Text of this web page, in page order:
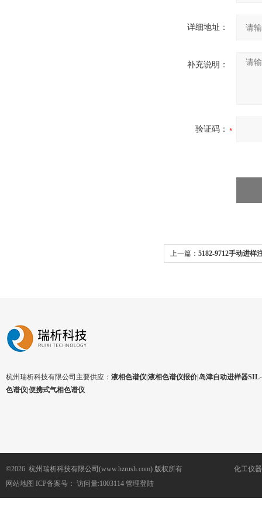
详细地址：
补充说明：
验证码：
上一篇： 5182-9712手动进样
杭州瑞析科技有限公司主要供应： 液相色谱仪|液相色谱仪报价|岛津自动进样器
色谱仪|便携式气相色谱仪
©2026 杭州瑞析科技有限公司(www.hzrush.com) 版权所有
网站地图 ICP备案号： 访问量:1003114 管理登陆
化工仪